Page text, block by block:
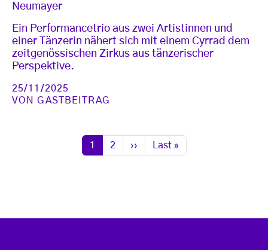
Neumayer
Ein Performancetrio aus zwei Artistinnen und
einer Tänzerin nähert sich mit einem Cyrrad dem
zeitgenössischen Zirkus aus tänzerischer
Perspektive.
25/11/2025
VONGASTBEITRAG
Seitennummerierung
Seite
1 Seite
2 Nächste Seite
›› Letzte Seite
Last »